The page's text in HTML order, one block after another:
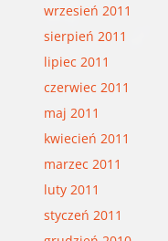
wrzesień 2011
sierpień 2011
lipiec 2011
czerwiec 2011
maj 2011
kwiecień 2011
marzec 2011
luty 2011
styczeń 2011